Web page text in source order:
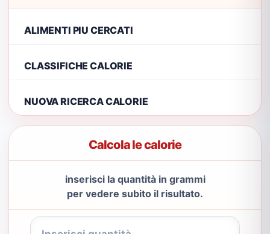
ALIMENTI PIU CERCATI
CLASSIFICHE CALORIE
NUOVA RICERCA CALORIE
Calcola le calorie
inserisci la quantità in grammi
per vedere subito il risultato.